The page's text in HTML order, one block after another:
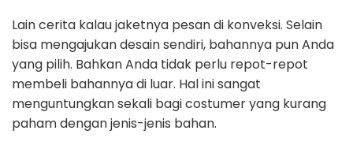
Lain cerita kalau jaketnya pesan di konveksi. Selain
bisa mengajukan desain sendiri, bahannya pun Anda
yang pilih. Bahkan Anda tidak perlu repot-repot
membeli bahannya di luar. Hal ini sangat
menguntungkan sekali bagi costumer yang kurang
paham dengan jenis-jenis bahan.